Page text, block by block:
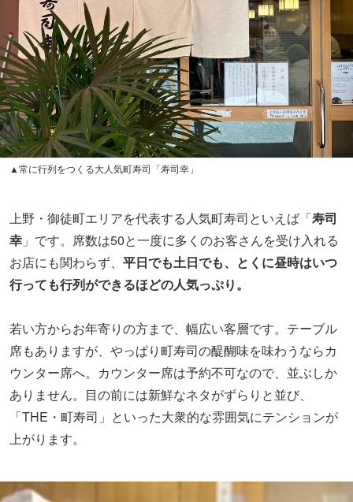
▲常に行列をつくる大人気町寿司「寿司幸」
上野・御徒町エリアを代表する人気町寿司といえば「寿司
幸 」です。席数は50と一度に多くのお客さんを受け入れる
お店にも関わらず、 平日でも土日でも、とくに昼時はいつ
行っても行列ができるほどの人気っぷり。
若い方からお年寄りの方まで、幅広い客層です。テーブル
席もありますが、やっぱり町寿司の醍醐味を味わうならカ
ウンター席へ。カウンター席は予約不可なので、並ぶしか
ありません。目の前には新鮮なネタがずらりと並び、
「THE・町寿司」といった大衆的な雰囲気にテンションが
上がります。